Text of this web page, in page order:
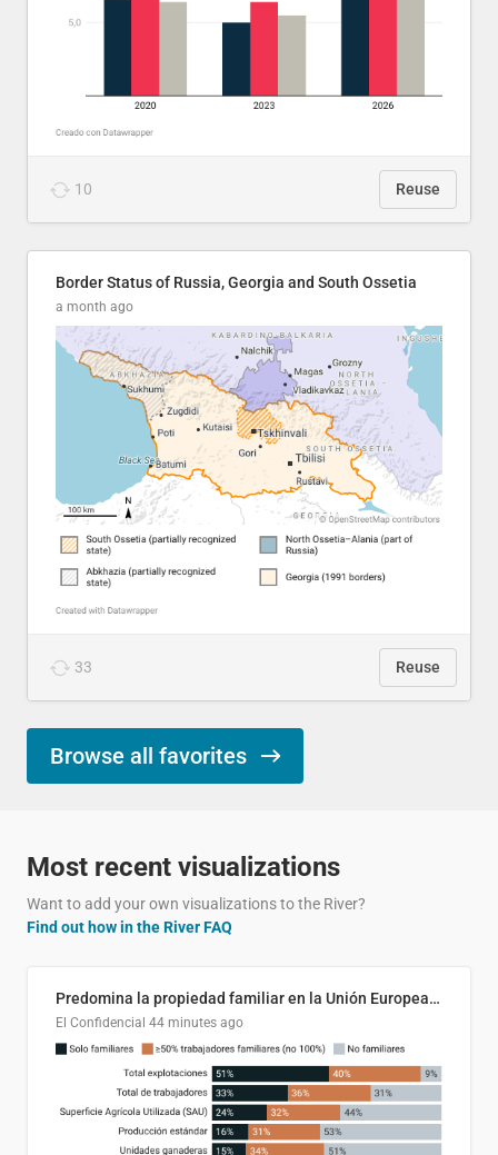
10 Reuse
Border Status of Russia, Georgia and South Ossetia
a month ago
33 Reuse
Browse all favorites
Most recent visualizations
Want to add your own visualizations to the River?
Find out how in the River FAQ
Predomina la propiedad familiar en la Unión Europea (Copy)
El Confidencial 44 minutes ago